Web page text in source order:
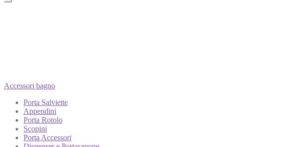
Accessori bagno
Porta Salviette
Appendini
Porta Rotolo
Scopini
Porta Accessori